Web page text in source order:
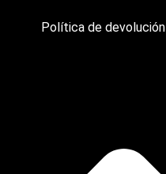
Política de devolución